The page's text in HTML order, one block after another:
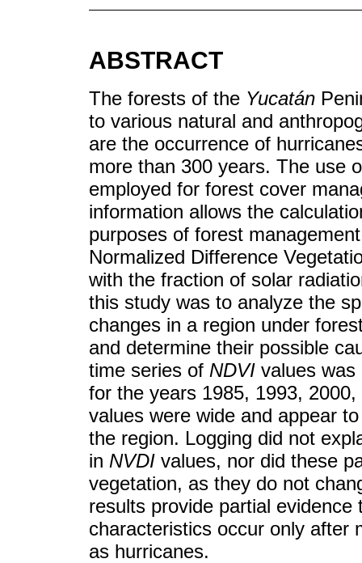
ABSTRACT
The forests of the Yucatán
to various natural and
are the occurrence of
more than 300 years. The use
employed for forest cover
information allows the
purposes of forest
Normalized Difference
with the fraction of solar
this study was to analyze the
changes in a region under
and determine their possible
time series of NDVI values was
for the years 1985, 1993,
values were wide and appear
the region. Logging did not
in NVDI values, nor did these
vegetation, as they do not
results provide partial
characteristics occur only after
as hurricanes.